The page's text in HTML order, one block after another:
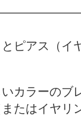
ピアス（イ
カラーのブ
たはイヤリ